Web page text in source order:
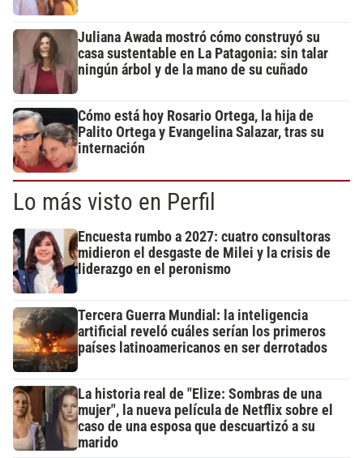
Juliana Awada mostró cómo construyó su
casa sustentable en La Patagonia: sin talar
ningún árbol y de la mano de su cuñado
Cómo está hoy Rosario Ortega, la hija de
Palito Ortega y Evangelina Salazar, tras su
internación
Lo más visto en Perfil
Encuesta rumbo a 2027: cuatro consultoras
midieron el desgaste de Milei y la crisis de
liderazgo en el peronismo
Tercera Guerra Mundial: la inteligencia
artificial reveló cuáles serían los primeros
países latinoamericanos en ser derrotados
La historia real de "Elize: Sombras de una
mujer", la nueva película de Netflix sobre el
caso de una esposa que descuartizó a su
marido